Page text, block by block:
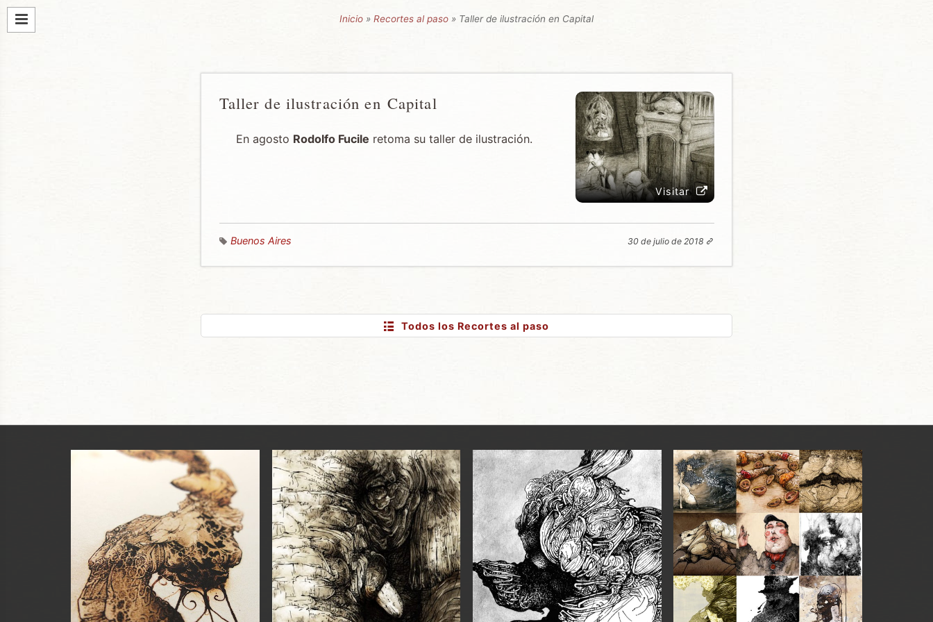
Inicio » Recortes al paso » Taller de ilustración en Capital
Taller de ilustración en Capital
En agosto Rodolfo Fucile retoma su taller de ilustración.
Visitar
Buenos Aires 30 de julio de 2018
Todos los Recortes al paso